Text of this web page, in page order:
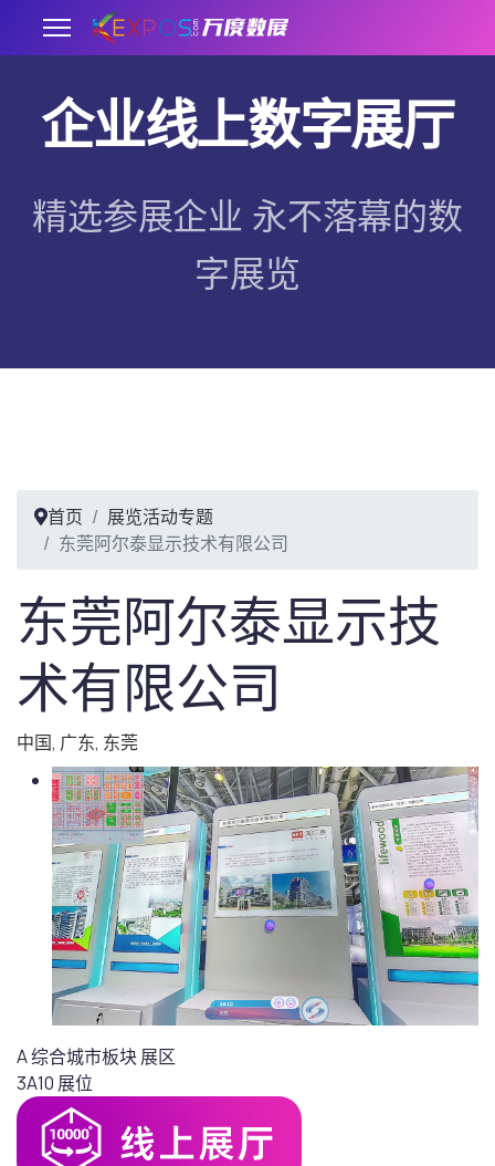
企业线上数字展厅
精选参展企业 永不落幕的数
字展览
首页
展览活动专题
东莞阿尔泰显示技术有限公司
东莞阿尔泰显示技
术有限公司
中国, 广东, 东莞
A 综合城市板块展区
3A10 展位